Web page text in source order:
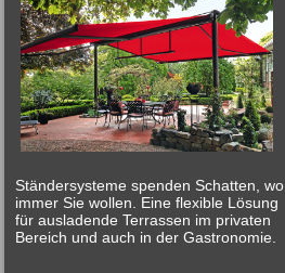
Ständersysteme spenden Schatten, wo
immer Sie wollen. Eine flexible Lösung
für ausladende Terrassen im privaten
Bereich und auch in der Gastronomie.